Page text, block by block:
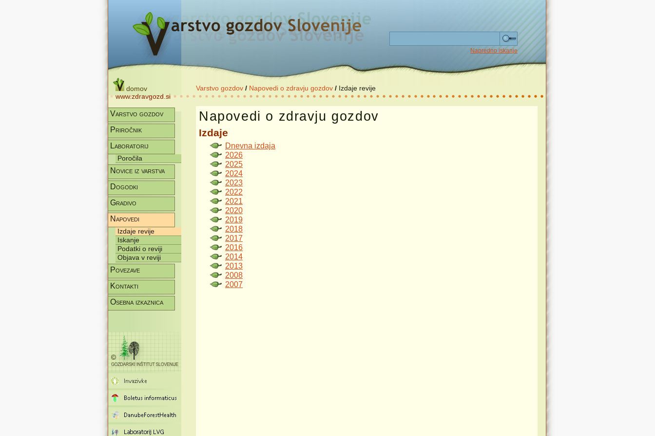
Napredno iskanje
domov
www.zdravgozd.si
Varstvo gozdov / Napovedi o zdravju gozdov / Izdaje revije
Varstvo gozdov
Priročnik
Laboratorij
Poročila
Novice iz varstva
Dogodki
Gradivo
Napovedi
Izdaje revije
Iskanje
Podatki o reviji
Objava v reviji
Povezave
Kontakti
Osebna izkaznica
Napovedi o zdravju gozdov
Izdaje
Dnevna izdaja
2026
2025
2024
2023
2022
2021
2020
2019
2018
2017
2016
2014
2013
2008
2007